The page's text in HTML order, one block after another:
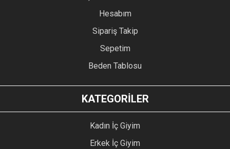
Hesabım
Sipariş Takip
Sepetim
Beden Tablosu
KATEGORİLER
Kadın İç Giyim
Erkek İç Giyim